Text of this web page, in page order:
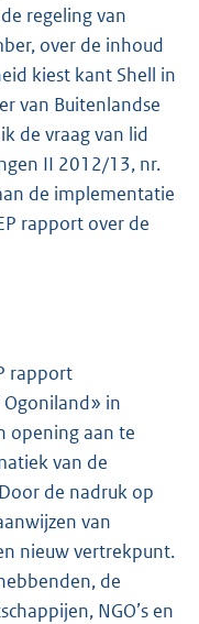
regeling van
over de inhoud
kiest kant Shell in
van Buitenlandse
de vraag van lid
II 2012/13, nr.
de implementatie
rapport over de
rapport
in
opening aan te
van de
de nadruk op
van
nieuw vertrekpunt.
de
NGO’s en